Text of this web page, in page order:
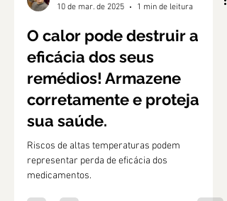
10 de mar. de 2025
1 min de leitura
O calor pode destruir a
eficácia dos seus
remédios! Armazene
corretamente e proteja
sua saúde.
Riscos de altas temperaturas podem